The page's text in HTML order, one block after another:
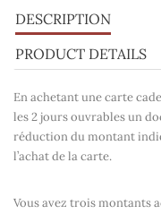
DESCRIPTION
PRODUCT DETAILS
En achetant une carte
les 2 jours ouvrables un
réductiondu montant
l’achat de la carte.
Vous avez trois montants